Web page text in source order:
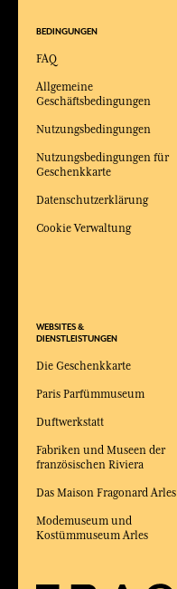
BEDINGUNGEN
FAQ
Allgemeine
Geschäftsbedingungen
Nutzungsbedingungen
Nutzungsbedingungen für
Geschenkkarte
Datenschutzerklärung
Cookie Verwaltung
WEBSITES &
DIENSTLEISTUNGEN
Die Geschenkkarte
Paris Parfümmuseum
Duftwerkstatt
Fabriken und Museen der
französischen Riviera
Das Maison Fragonard Arles
Modemuseum und
Kostümmuseum Arles